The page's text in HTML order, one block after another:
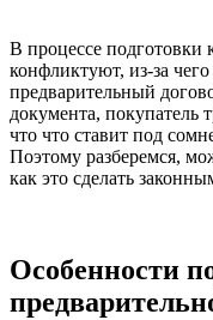
В процессе подготовки
конфликтуют, из-за
предварительный
документа, покупатель
что что ставит под
Поэтому разберемся,
как это сделать
Особенности